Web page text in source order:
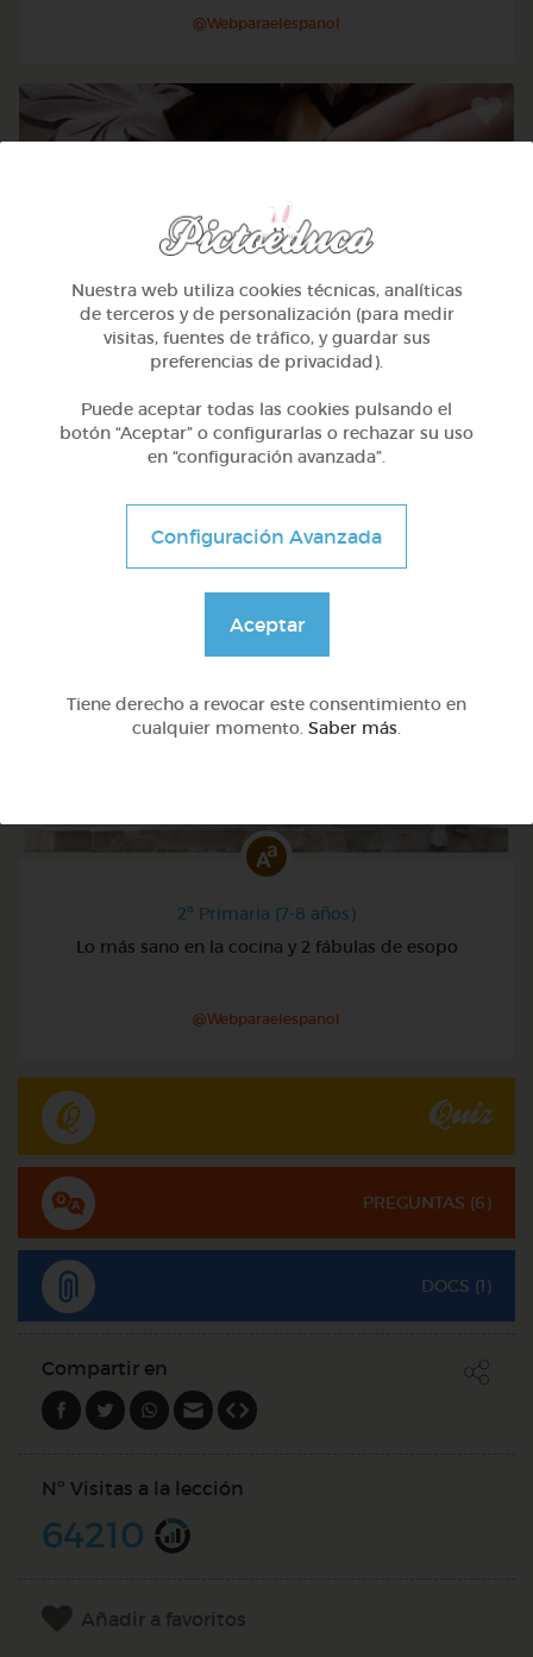
@Webparaelespanol
2º Primaria (7-8 años)
Números hasta 100 y calcular la hora
2º Primaria (7-8 años)
Lo más sano en la cocina y 2 fábulas de esopo
@Webparaelespanol
Quiz
PREGUNTAS (6)
DOCS (1)
Compartir en
Nº Visitas a la lección
64210
Añadir a favoritos
Nuestra web utiliza cookies técnicas, analíticas
de terceros y de personalización (para medir
visitas, fuentes de tráfico, y guardar sus
preferencias de privacidad).
Puede aceptar todas las cookies pulsando el
botón “Aceptar” o configurarlas o rechazar su uso
en “configuración avanzada”.
Configuración Avanzada
Aceptar
Tiene derecho a revocar este consentimiento en
cualquier momento. Saber más.